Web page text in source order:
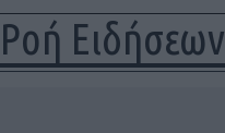
Ροή Ειδήσεων